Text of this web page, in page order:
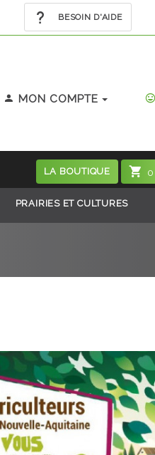
BESOIN D'AIDE
MON COMPTE
LA BOUTIQUE 0
PRAIRIES ET CULTURES